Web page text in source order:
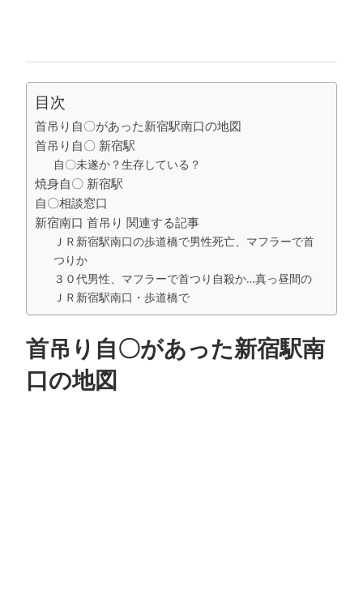
目次
首吊り自〇があった新宿駅南口の地図
首吊り自〇 新宿駅
自〇未遂か？生存している？
焼身自〇 新宿駅
自〇相談窓口
新宿南口 首吊り 関連する記事
ＪＲ新宿駅南口の歩道橋で男性死亡、マフラーで首
つりか
３０代男性、マフラーで首つり自殺か…真っ昼間の
ＪＲ新宿駅南口・歩道橋で
首吊り自〇があった新宿駅南
口の地図